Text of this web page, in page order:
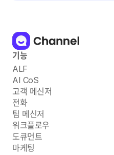
기능
ALF
AI CoS
고객 메신저
전화
팀 메신저
워크플로우
도큐먼트
마케팅